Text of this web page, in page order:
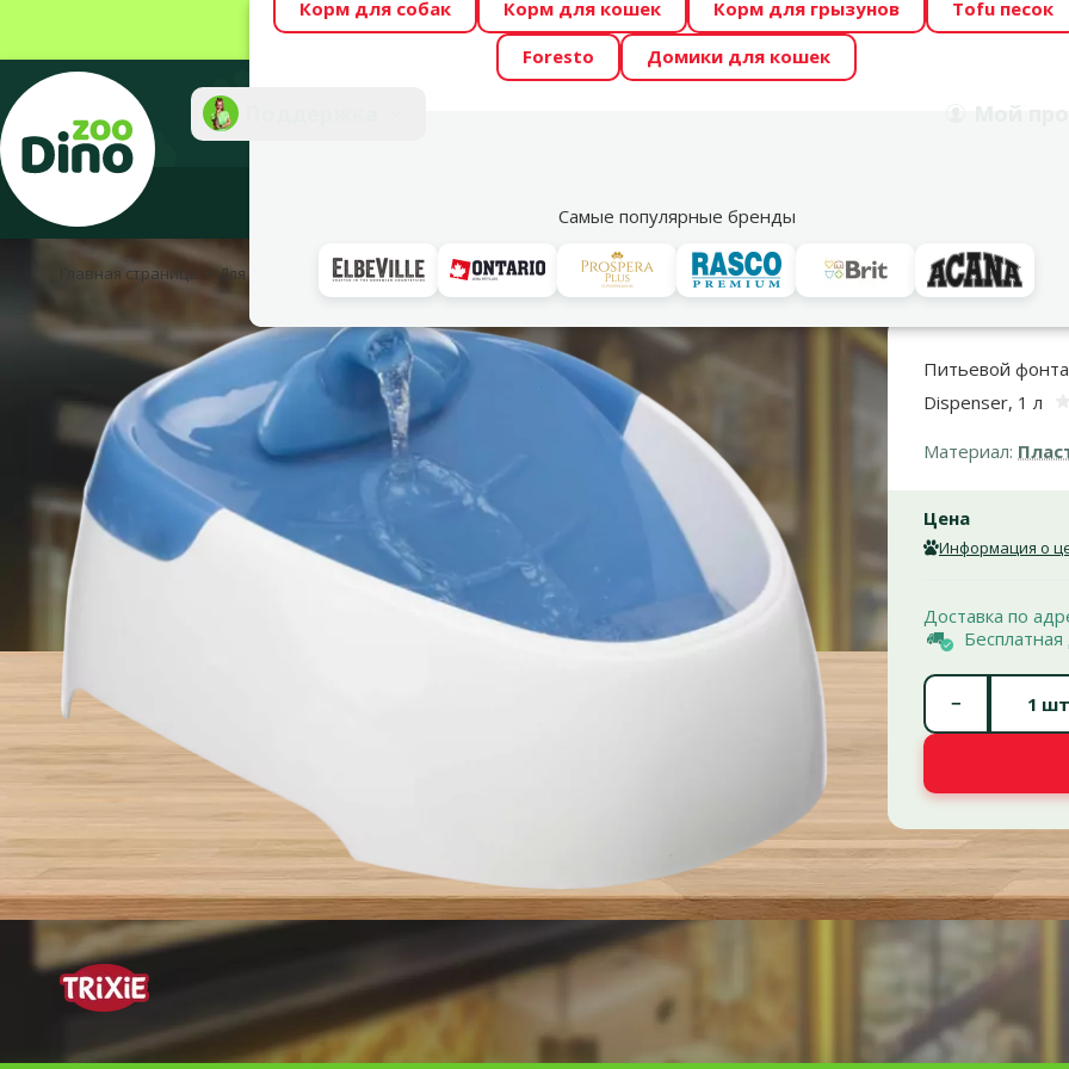
Весь месяц Dino Zoo предлагает отличные цены на ТОП-овые корма! 🍖
Фотоконкурс “GADA ŪSAIŅI”! Возможно Твой питомец станет звездой
Корм для собак Корм для кошек Корм для грызунов
Tofu песок
Foresto
Домики для кошек
Самые популярные бренды
Акции
Главная страница Для грызунов Для хорьков Аксессуары и миски для кормления ПИТЬЕВОЙ ФОНТАН TRIXIE DUO STREAM
Питьевой
Dispenser, 1 л
Материал:
Цена
Информация о
Доставка по
Бесплатная
−